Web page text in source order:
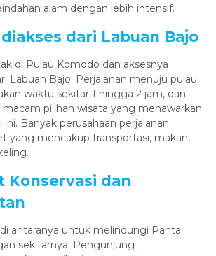
alam dengan lebih intensif.
dari Labuan Bajo
di Pulau Komodo dan aksesnya
Labuan Bajo. Perjalanan menuju pulau
waktu sekitar 1 hingga 2 jam, dan
pilihan wisata yang menawarkan
Banyak perusahaan perjalanan
yang mencakup transportasi, makan,
dan
antaranya untuk melindungi Pantai
sekitarnya. Pengunjung